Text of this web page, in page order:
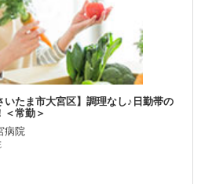
いたま市大宮区】調理なし♪日勤帯の
常勤＞
病院